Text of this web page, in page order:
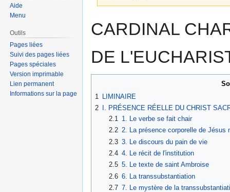
à
navigation
à
recherche
CARDINAL
DE
1
LIMINAIRE
2
I. PRÉSENCE RÉELLE DU CHRIST
2.1
1. Le verbe se fait chair
2.2 2. La présence corporelle de Jésus
2.3 3. Le discours du pain de vie
2.4 4. Le récit de l'institution
2.5 5. Le texte de saint Ambroise
2.6 6. La transsubstantiation
2.7 7. Le mystère de la
Aide
Menu
Outils
Pages liées
Suivi des pages liées
Pages spéciales
Version imprimable
Lien permanent
Informations sur la page